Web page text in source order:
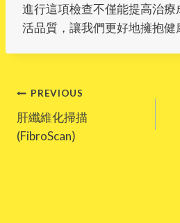
進行這項檢查不僅能提高治療
活品質，讓我們更好地擁抱健
Post
navigation
PREVIOUS
肝纖維化掃描
(FibroScan)